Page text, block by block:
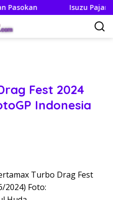
Isuzu Pajang
Fest 2024
Indonesia
Turbo Drag Fest
2024) Foto: